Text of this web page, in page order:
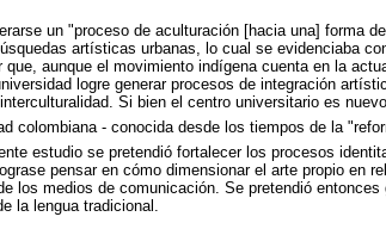
un "proceso de aculturación [hacia una] forma
artísticas urbanas, lo cual se evidenciaba
aunque el movimiento indígena cuenta en la
logre generar procesos de integración
Si bien el centro universitario es
colombiana - conocida desde los tiempos de la
estudio se pretendió fortalecer los procesos
pensar en cómo dimensionar el arte propio en
los medios de comunicación. Se pretendió
la lengua tradicional.